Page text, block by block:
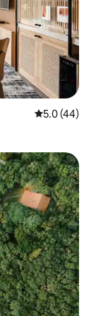
औसत रेटिंग 5
5.0 (44)